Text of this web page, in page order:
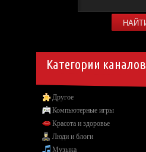
Категории каналов
Другое
Компьютерные игры
Красота и здоровье
Люди и блоги
Музыка